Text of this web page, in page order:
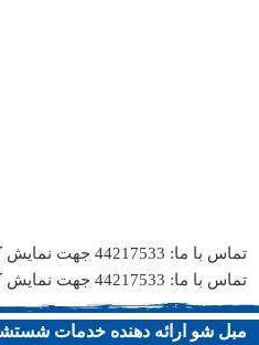
تماس با ما: 44217533
جهت نمایش
تماس با ما: 44217533
جهت نمایش
مبل شو ارائه دهنده خدمات